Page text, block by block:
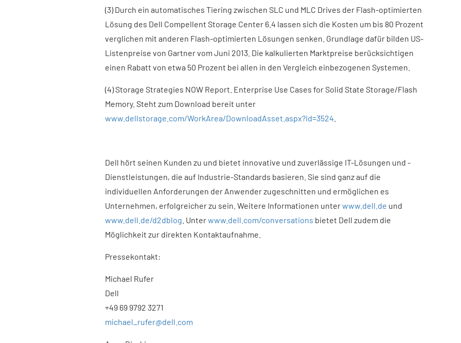
(3) Durch ein automatisches Tiering zwischen SLC und MLC Drives der Flash-optimierten
Lösung des Dell Compellent Storage Center 6.4 lassen sich die Kosten um bis 80 Prozent
verglichen mit anderen Flash-optimierten Lösungen senken. Grundlage dafür bilden US-
Listenpreise von Gartner vom Juni 2013. Die kalkulierten Marktpreise berücksichtigen
einen Rabatt von etwa 50 Prozent bei allen in den Vergleich einbezogenen Systemen.
(4) Storage Strategies NOW Report. Enterprise Use Cases for Solid State Storage/Flash
Memory. Steht zum Download bereit unter
www.dellstorage.com/WorkArea/DownloadAsset.aspx?id=3524
Dell hört seinen Kunden zu und bietet innovative und zuverlässige IT-Lösungen und -
Dienstleistungen, die auf Industrie-Standards basieren. Sie sind ganz auf die
individuellen Anforderungen der Anwender zugeschnitten und ermöglichen es
Unternehmen, erfolgreicher zu sein. Weitere Informationen unterwww.dell.de und
www.dell.de/d2dblog . Unterwww.dell.com/conversations bietet Dell zudem die
Möglichkeit zur direkten Kontaktaufnahme.
Pressekontakt:
Michael Rufer
Dell
+49 69 9792 3271
michael_rufer@dell.com